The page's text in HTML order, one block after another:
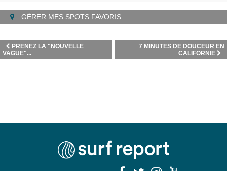
GÉRER MES SPOTS FAVORIS
7 MINUTES DE DOUCEUR EN
CALIFORNIE
PRENEZ LA "NOUVELLE
VAGUE"...